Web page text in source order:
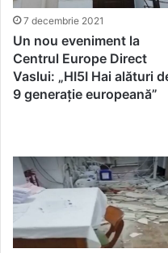
7 decembrie 2021
Un nou eveniment la
Centrul Europe Direct
Vaslui: „HI5I Hai alături
9 generaţie europeană”